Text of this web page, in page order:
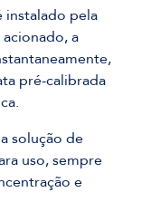
pela
acionado, a
pré-calibrada
solução de
uso, sempre
e